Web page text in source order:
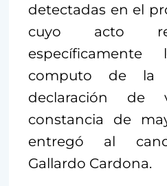
detectadas en el
cuyo acto
computo de la
declaración de
constancia de
entregó al
Gallardo Cardona.